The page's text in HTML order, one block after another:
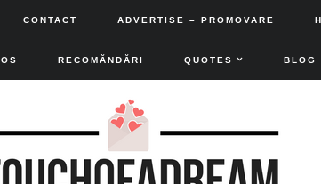
CONTACT ADVERTISE – PROMOVARE
RECOMĂNDĂRI QUOTES BLOG